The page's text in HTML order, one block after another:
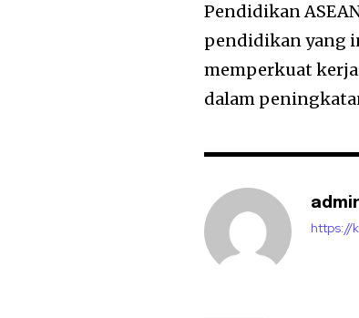
Pendidikan
pendidikan yang
memperkuat
dalam
https://